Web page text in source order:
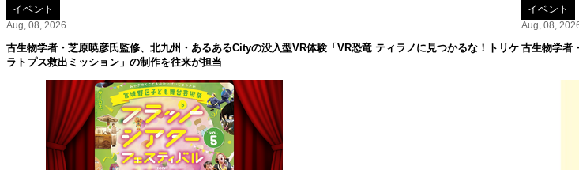
イベント
Aug, 08, 2026
古生物学者・芝原暁彦氏監修、北九州・あるあるCityの没入型VR体験「VR恐竜 ティラノに見つかるな！トリケ
ラトプス救出ミッション」の制作を往来が担当
イベント
Aug, 08,
古生物学者